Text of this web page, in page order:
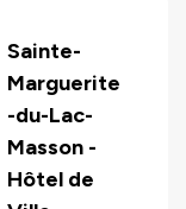
Sainte-
Marguerite
-du-Lac-
Masson -
Hôtel de